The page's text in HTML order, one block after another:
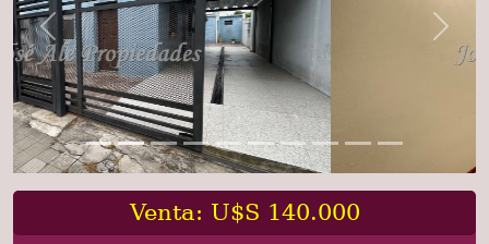
Previous Next
Venta: U$S 140.000